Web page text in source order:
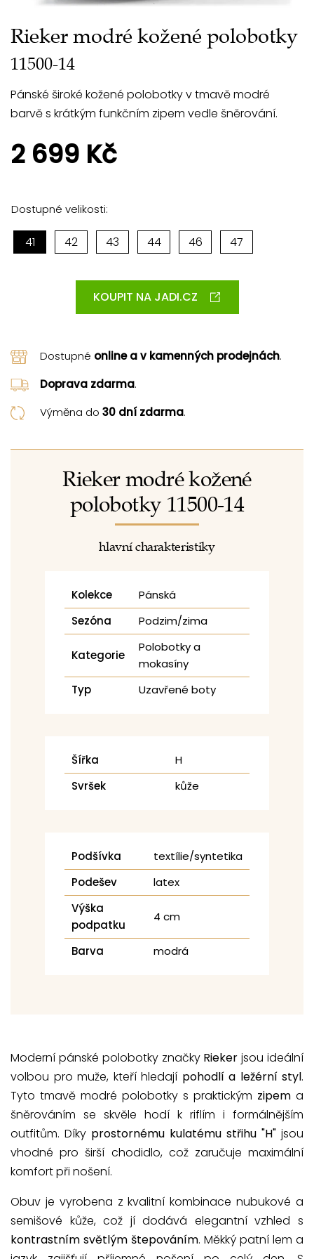
Rieker modré kožené polobotky
11500-14
Pánské široké kožené polobotky v tmavě modré
barvě s krátkým funkčním zipem vedle šněrování.
2 699 Kč
Dostupné velikosti:
41 42 43 44 46 47
KOUPIT NA JADI.CZ
Dostupné online a v kamenných prodejnách.
Doprava zdarma.
Výměna do 30 dní zdarma.
Rieker modré kožené
polobotky 11500-14
hlavní charakteristiky
Kolekce
Pánská
Sezóna
Podzim/zima
Kategorie
Polobotky a
mokasíny
Typ
Uzavřené boty
Šířka
H
Svršek
kůže
Podšívka
textílie/syntetika
Podešev
latex
Výška
podpatku
4 cm
Barva modrá
Moderní pánské polobotky značky Rieker jsou ideální
volbou pro muže, kteří hledají pohodlí a ležérní styl.
Tyto tmavě modré polobotky s praktickým zipem a
šněrováním se skvěle hodí k riflím i formálnějším
outfitům. Díky prostornému kulatému střihu "H" jsou
vhodné pro širší chodidlo, což zaručuje maximální
komfort při nošení.
Obuv je vyrobena z kvalitní kombinace nubukové a
semišové kůže, což jí dodává elegantní vzhled s
kontrastním světlým štepováním. Měkký patní lem a